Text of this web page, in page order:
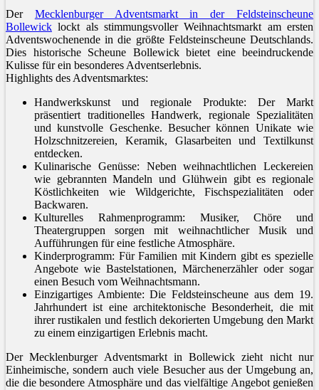
Der Mecklenburger Adventsmarkt in der Feldsteinscheune
Bollewick lockt als stimmungsvoller Weihnachtsmarkt am ersten
Adventswochenende in die größte Feldsteinscheune Deutschlands.
Dies historische Scheune Bollewick bietet eine beeindruckende
Kulisse für ein besonderes Adventserlebnis.
Highlights des Adventsmarktes:
Handwerkskunst und regionale Produkte: Der Markt
präsentiert traditionelles Handwerk, regionale Spezialitäten
und kunstvolle Geschenke. Besucher können Unikate wie
Holzschnitzereien, Keramik, Glasarbeiten und Textilkunst
entdecken.
Kulinarische Genüsse: Neben weihnachtlichen Leckereien
wie gebrannten Mandeln und Glühwein gibt es regionale
Köstlichkeiten wie Wildgerichte, Fischspezialitäten oder
Backwaren.
Kulturelles Rahmenprogramm: Musiker, Chöre und
Theatergruppen sorgen mit weihnachtlicher Musik und
Aufführungen für eine festliche Atmosphäre.
Kinderprogramm: Für Familien mit Kindern gibt es spezielle
Angebote wie Bastelstationen, Märchenerzähler oder sogar
einen Besuch vom Weihnachtsmann.
Einzigartiges Ambiente: Die Feldsteinscheune aus dem 19.
Jahrhundert ist eine architektonische Besonderheit, die mit
ihrer rustikalen und festlich dekorierten Umgebung den Markt
zu einem einzigartigen Erlebnis macht.
Der Mecklenburger Adventsmarkt in Bollewick zieht nicht nur
Einheimische, sondern auch viele Besucher aus der Umgebung an,
die die besondere Atmosphäre und das vielfältige Angebot genießen